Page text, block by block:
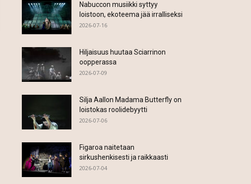
Nabuccon musiikki syttyy
loistoon, ekoteema jää irralliseksi
2026-07-16
Hiljaisuus huutaa Sciarrinon
oopperassa
2026-07-09
Silja Aallon Madama Butterfly on
loistokas roolidebyytti
2026-07-06
Figaroa naitetaan
sirkushenkisesti ja raikkaasti
2026-07-04